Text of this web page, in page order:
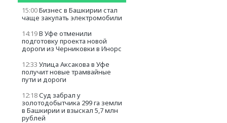
15:00Бизнес в Башкирии стал
чаще закупать электромобили
14:19В Уфе отменили
подготовку проекта новой
дороги из Черниковки в Инорс
12:33 Улица Аксакова в Уфе
получит новые трамвайные
пути и дороги
12:18Суд забрал у
золотодобытчика 299 га земли
в Башкирии и взыскал 5,7 млн
рублей